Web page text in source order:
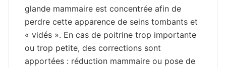
glande mammaire est concentrée afin de
perdre cette apparence de seins tombants et
« vidés ». En cas de poitrine trop importante
ou trop petite, des corrections sont
apportées : réduction mammaire ou pose de